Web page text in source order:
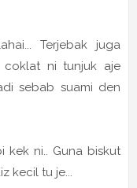
Terjebak juga
coklat ni tunjuk aje
sebab suami den
kek ni.. Guna biskut
kecil tu je...